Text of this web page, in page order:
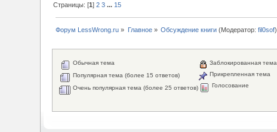
Страницы: [1]2 3 ... 15
Форум LessWrong.ru » Главное» Обсуждение книги (Модератор:fil0sof)
Обычная тема
Популярная тема (более 15 ответов)
Очень популярная тема (более 25 ответов)
Заблокированная тема
Прикрепленная тема
Голосование